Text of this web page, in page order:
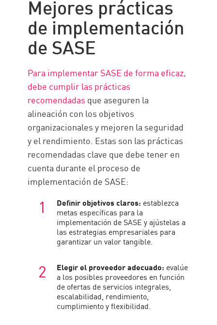
Mejores prácticas
de implementación
de SASE
Para implementar SASE de forma eficaz,
debe cumplir las prácticas
recomendadas que aseguren la
alineación con los objetivos
organizacionales y mejoren la seguridad
y el rendimiento. Estas son las prácticas
recomendadas clave que debe tener en
cuenta durante el proceso de
implementación de SASE:
Definir objetivos claros: establezca
metas específicas para la
implementación de SASE y ajústelas a
las estrategias empresariales para
garantizar un valor tangible.
Elegir el proveedor adecuado: evalúe
a los posibles proveedores en función
de ofertas de servicios integrales,
escalabilidad, rendimiento,
cumplimiento y flexibilidad.